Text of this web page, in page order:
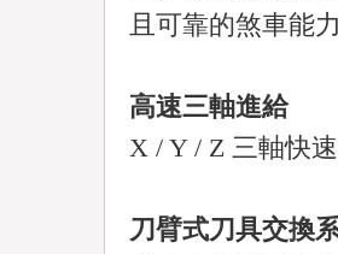
且可靠的煞車能
高速三軸進給
X / Y / Z 三軸快
刀臂式刀具交換